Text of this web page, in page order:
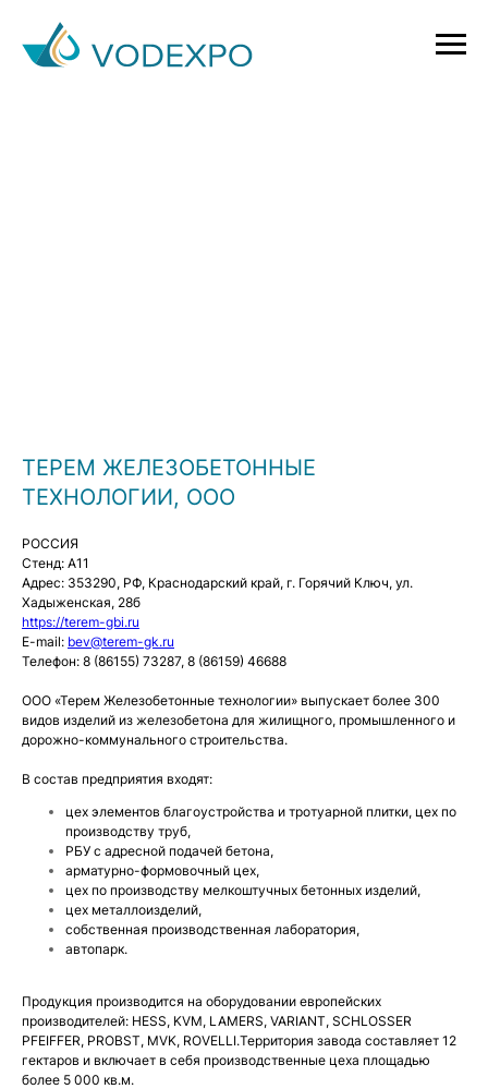
ТЕРЕМ ЖЕЛЕЗОБЕТОННЫЕ
ТЕХНОЛОГИИ, ООО
РОССИЯ
Стенд: A11
Адрес: 353290, РФ, Краснодарский край, г. Горячий Ключ, ул.
Хадыженская, 28б
https://terem-gbi.ru
E-mail: bev@terem-gk.ru
Телефон: 8 (86155) 73287, 8 (86159) 46688
ООО «Терем Железобетонные технологии» выпускает более 300
видов изделий из железобетона для жилищного, промышленного и
дорожно-коммунального строительства.
В состав предприятия входят:
цех элементов благоустройства и тротуарной плитки, цех по
производству труб,
РБУ с адресной подачей бетона,
арматурно-формовочный цех,
цех по производству мелкоштучных бетонных изделий,
цех металлоизделий,
собственная производственная лаборатория,
автопарк.
Продукция производится на оборудовании европейских
производителей: HESS, KVM, LAMERS, VARIANT, SCHLOSSER
PFEIFFER, PROBST, MVK, ROVELLI.Территория завода составляет 12
гектаров и включает в себя производственные цеха площадью
более 5 000 кв.м.